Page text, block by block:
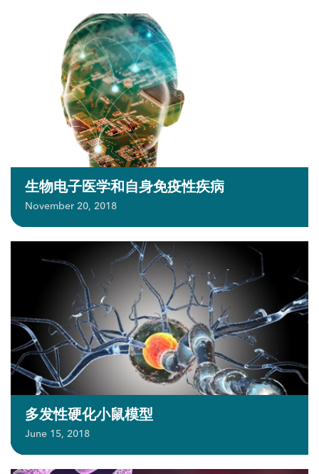
生物电子医学和自身免疫性疾病
November 20, 2018
多发性硬化小鼠模型
June 15, 2018